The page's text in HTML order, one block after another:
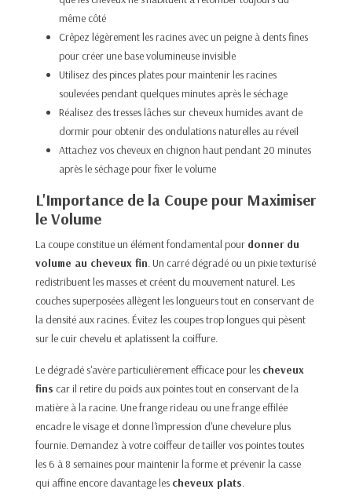
même côté
Crêpez légèrement les racines avec un peigne à dents fines
pour créer une base volumineuse invisible
Utilisez des pinces plates pour maintenir les racines
soulevées pendant quelques minutes après le séchage
Réalisez des tresses lâches sur cheveux humides avant de
dormir pour obtenir des ondulations naturelles au réveil
Attachez vos cheveux en chignon haut pendant 20 minutes
après le séchage pour fixer le volume
L'Importance de la Coupe pour Maximiser
le Volume
La coupe constitue un élément fondamental pour donner du
volume au cheveux fin. Un carré dégradé ou un pixie texturisé
redistribuent les masses et créent du mouvement naturel. Les
couches superposées allègent les longueurs tout en conservant de
la densité aux racines. Évitez les coupes trop longues qui pèsent
sur le cuir chevelu et aplatissent la coiffure.
Le dégradé s'avère particulièrement efficace pour les cheveux
fins car il retire du poids aux pointes tout en conservant de la
matière à la racine. Une frange rideau ou une frange effilée
encadre le visage et donne l'impression d'une chevelure plus
fournie. Demandez à votre coiffeur de tailler vos pointes toutes
les 6 à 8 semaines pour maintenir la forme et prévenir la casse
qui affine encore davantage les cheveux plats.